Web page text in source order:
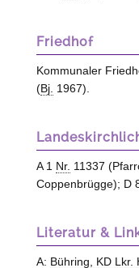
Friedhof
Kommunaler
(Bj. 1967).
A 1 Nr. 11337
Coppenbrügge); D
Literatur &
A: Bühring, KD Lkr.